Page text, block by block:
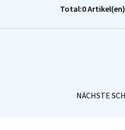
Total:0Artikel(en)